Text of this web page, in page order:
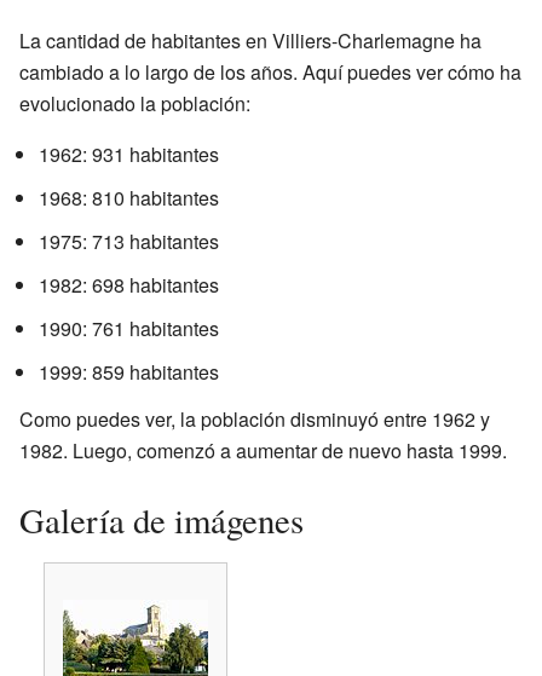
La cantidad de habitantes en Villiers-Charlemagne ha
cambiado a lo largo de los años. Aquí puedes ver cómo ha
evolucionado la población:
1962: 931 habitantes
1968: 810 habitantes
1975: 713 habitantes
1982: 698 habitantes
1990: 761 habitantes
1999: 859 habitantes
Como puedes ver, la población disminuyó entre 1962 y
1982. Luego, comenzó a aumentar de nuevo hasta 1999.
Galería de imágenes